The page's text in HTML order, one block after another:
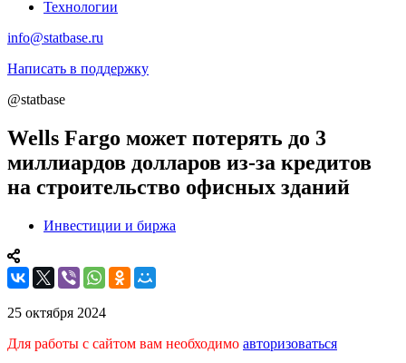
Технологии
info@statbase.ru
Написать в поддержку
@statbase
Wells Fargo может потерять до 3
миллиардов долларов из-за кредитов
на строительство офисных зданий
Инвестиции и биржа
25 октября 2024
Для работы с сайтом вам необходимо авторизоваться